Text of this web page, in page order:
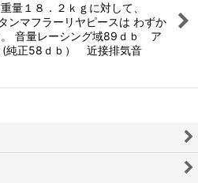
量１８．２ｋｇに対して、
ンマフラーリヤピースは わずか
。 音量レーシング域89ｄｂ ア
(純正58ｄｂ） 近接排気音